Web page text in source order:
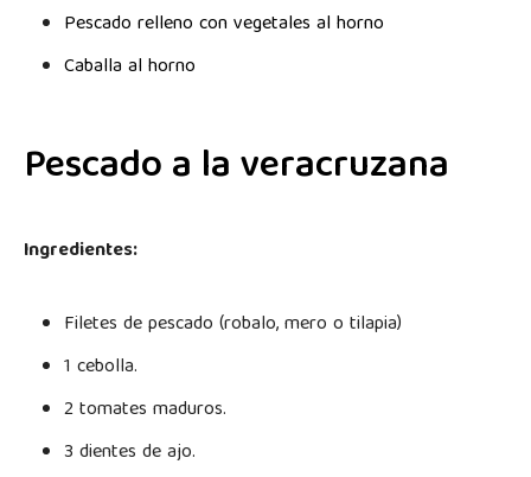
Pescado relleno con vegetales al horno
Caballa al horno
Pescado a la veracruzana
Ingredientes:
Filetes de pescado (robalo, mero o tilapia)
1 cebolla.
2 tomates maduros.
3 dientes de ajo.